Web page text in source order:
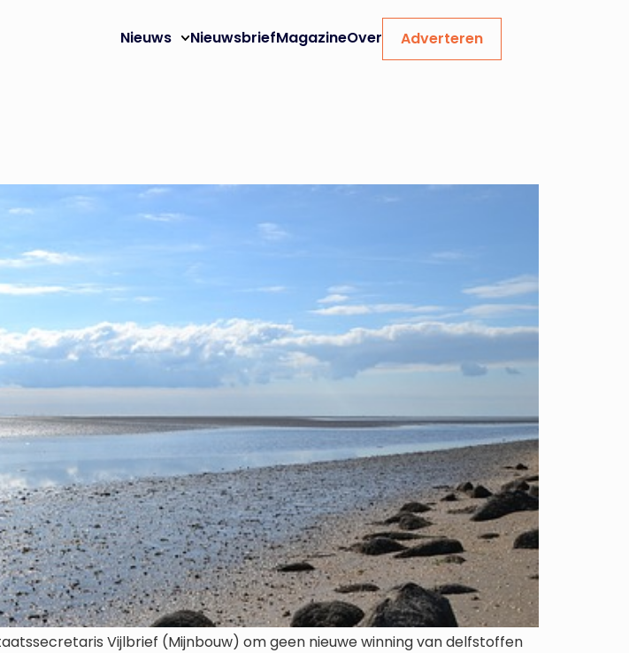
Nieuws NieuwsbriefMagazineOver Adverteren
Vijlbrief (Mijnbouw) om geen nieuwe winning van delfstoffen